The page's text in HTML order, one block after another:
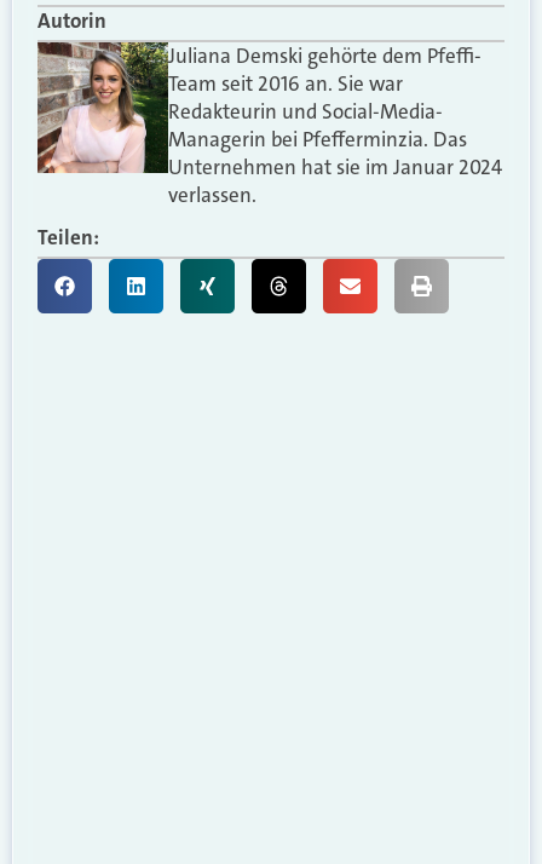
Autorin
Juliana Demski gehörte dem Pfeffi-
Team seit 2016 an. Sie war
Redakteurin und Social-Media-
Managerin bei Pfefferminzia. Das
Unternehmen hat sie im Januar 2024
verlassen.
Teilen: